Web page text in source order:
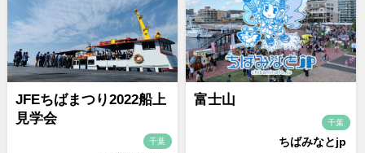
JFEちばまつり2022船上
見学会
千葉
富士山
千葉
ちばみなとjp